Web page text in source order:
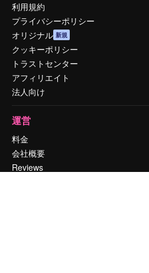
利用規約
プライバシーポリシー
オリジナル 新規
クッキーポリシー
トラストセンター
アフィリエイト
法人向け
運営
料金
会社概要
Reviews